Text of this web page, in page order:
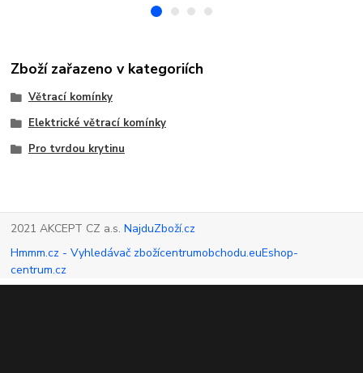
Zboží zařazeno v kategoriích
Větrací komínky
Elektrické větrací komínky
Pro tvrdou krytinu
2021 AKCEPT CZ a.s.NajduZboží.cz
Hmmm.cz - Vyhledávač zbožícentrumobchodu.euEshop-
centrum.cz